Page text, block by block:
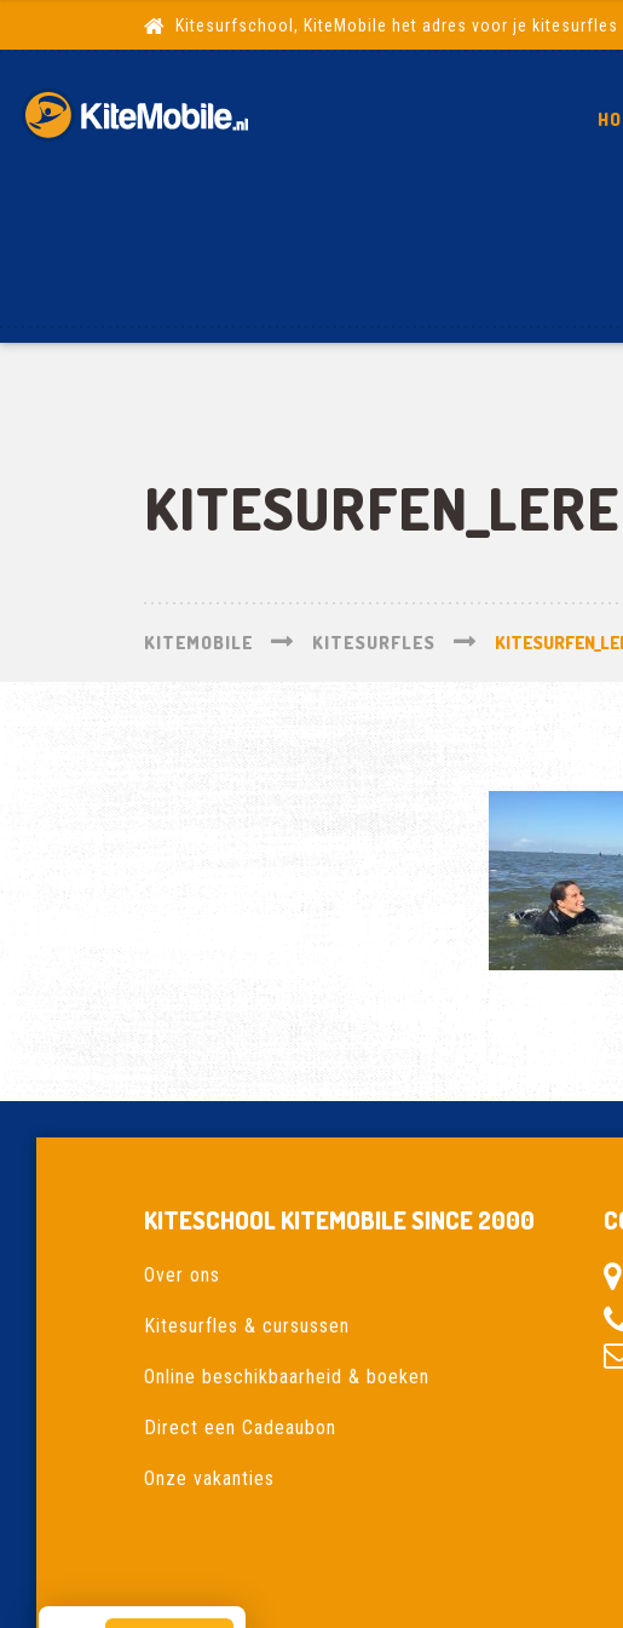
Kitesurfschool, KiteMobile het adres voor je kitesurfles
KITEMOBILE KITESURFLES
KITESCHOOL KITEMOBILE SINCE 2000
Over ons
Kitesurfles & cursussen
Online beschikbaarheid & boeken
Direct een Cadeaubon
Onze vakanties